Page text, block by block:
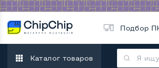
Подбор
Каталог товаров